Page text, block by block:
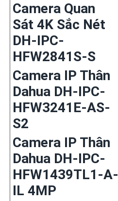
Camera Quan
Sát 4K Sắc Nét
DH-IPC-
HFW2841S-S
Camera IP Thân
Dahua DH-IPC-
HFW3241E-AS-
S2
Camera IP Thân
Dahua DH-IPC-
HFW1439TL1-A-
IL 4MP